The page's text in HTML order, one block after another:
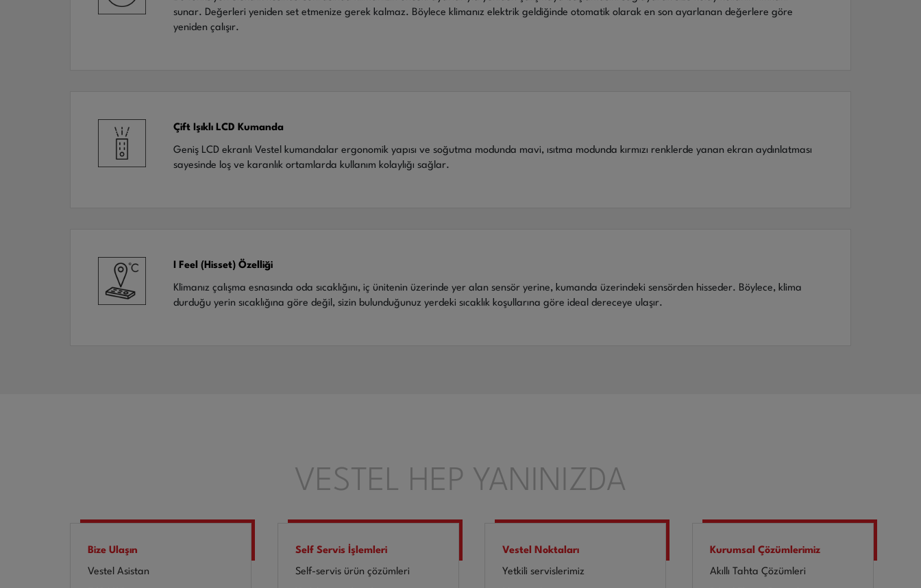
sunar. Değerleri yeniden set etmenize gerek kalmaz. Böylece klimanız elektrik geldiğinde otomatik olarak en son ayarlanan değerlere göre
yeniden çalışır.
Çift Işıklı LCD Kumanda
Geniş LCD ekranlı Vestel kumandalar ergonomik yapısı ve soğutma modunda mavi, ısıtma modunda kırmızı renklerde yanan ekran aydınlatması
sayesinde loş ve karanlık ortamlarda kullanım kolaylığı sağlar.
I Feel (Hisset) Özelliği
Klimanız çalışma esnasında oda sıcaklığını, iç ünitenin üzerinde yer alan sensör yerine, kumanda üzerindeki sensörden hisseder. Böylece, klima
durduğu yerin sıcaklığına göre değil, sizin bulunduğunuz yerdeki sıcaklık koşullarına göre ideal dereceye ulaşır.
VESTEL HEP YANINIZDA
Bize Ulaşın
Vestel Asistan
Self Servis İşlemleri
Self-servis ürün çözümleri
Vestel Noktaları
Yetkili servislerimiz
Kurumsal Çözümlerimiz
Akıllı Tahta Çözümleri